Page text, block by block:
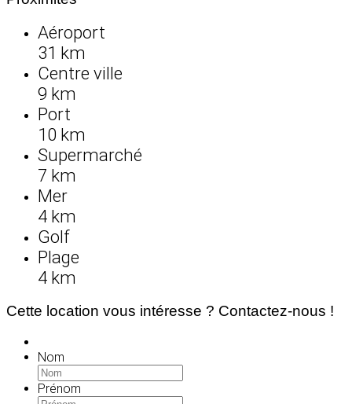
Aéroport
31 km
Centre ville
9 km
Port
10 km
Supermarché
7 km
Mer
4 km
Golf
Plage
4 km
Cette location vous intéresse ? Contactez-nous !
Nom
Prénom